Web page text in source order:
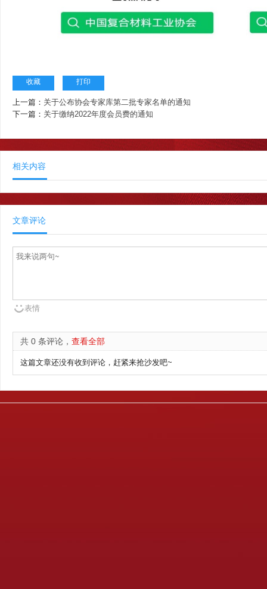
收藏 打印
上一篇： 关于公布协会专家库第二批专家名单的通知
下一篇： 关于缴纳2022年度会员费的通知
相关内容
文章评论
表情
共 0 条评论， 查看全部
这篇文章还没有收到评论，赶紧来抢沙发吧~